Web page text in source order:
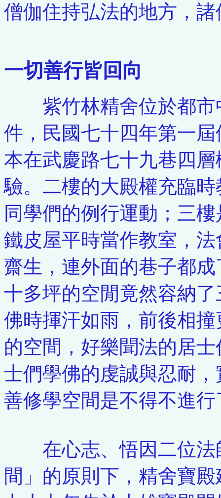
僧伽住持弘法的地方，
一切善行皆回向
紫竹林精舍位於都市
件，民國七十四年第一
本在武慶路七十九巷四
驗。二樓的大殿權充臨
同學們的例行運動；三
鐵皮屋平時當作教室，
齋生，連外面的巷子都
十多坪的空閒竟然容納
佛時揮汗如雨，前後相
的空間，好樂聞法的居
士們學佛的虔誠與忍耐
善修學空間是不得不進行
在心志、悟因二位法
間」的原則下，精舍寶